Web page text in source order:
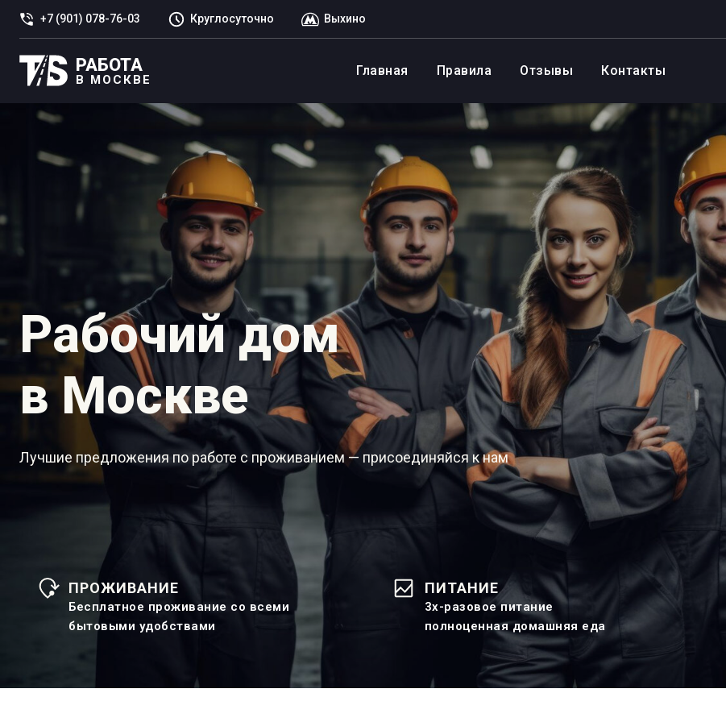
+7 (901) 078-76-03 Круглосуточно Выхино
РАБОТА
В МОСКВЕ
Главная Правила Отзывы Контакты
Рабочий дом
в Москве
Лучшие предложения по работе с проживанием — присоединяйся к нам
ПРОЖИВАНИЕ
Бесплатное проживание со всеми
бытовыми удобствами
ПИТАНИЕ
3х-разовое питание
полноценная домашняя еда